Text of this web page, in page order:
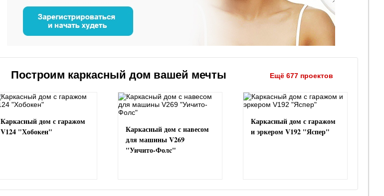
Построим каркасный дом вашей мечты Ещё 677 проектов
Каркасный дом с гаражом
V124 "Хобокен"
Каркасный дом с навесом
для машины V269
"Уичито-Фолc"
Каркасный дом с гаражом
и эркером V192 "Яспер"